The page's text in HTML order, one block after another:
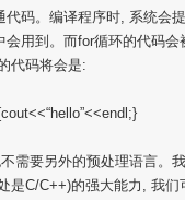
代码。编译程序时, 系统会
会用到。而for循环的代码会
代码将会是:
需要另外的预处理语言。
是C/C++)的强大能力, 我们